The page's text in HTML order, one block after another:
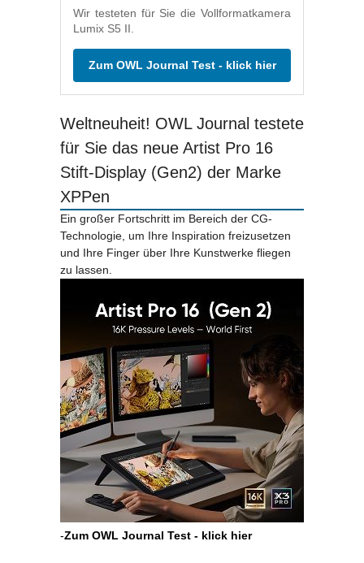
Wir testeten für Sie die Vollformatkamera
Lumix S5 II.
Zum OWL Journal Test - klick hier
Weltneuheit! OWL Journal testete
für Sie das neue Artist Pro 16
Stift-Display (Gen2) der Marke
XPPen
Ein großer Fortschritt im Bereich der CG-
Technologie, um Ihre Inspiration freizusetzen
und Ihre Finger über Ihre Kunstwerke fliegen
zu lassen.
-Zum OWL Journal Test - klick hier